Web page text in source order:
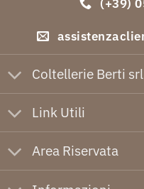
Coltellerie Berti srl
Link Utili
Area Riservata
Informazioni